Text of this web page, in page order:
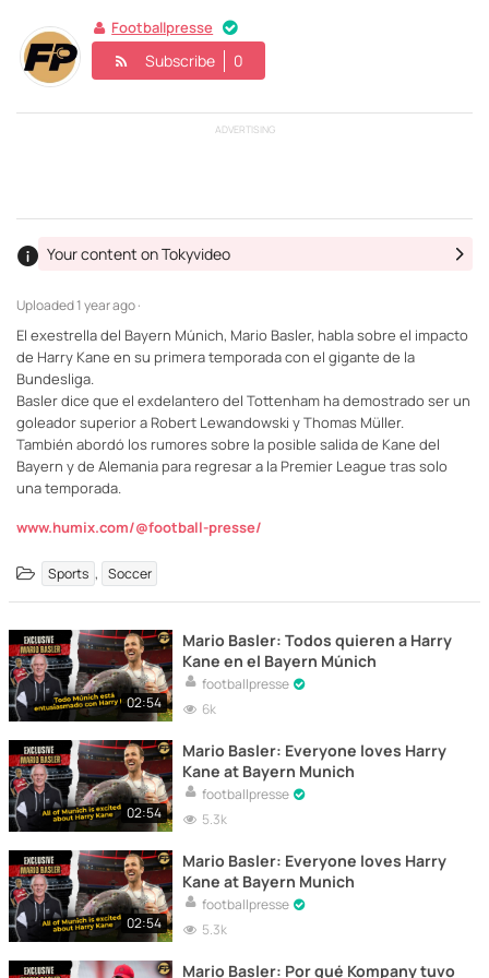
Footballpresse
Subscribe 0
ADVERTISING
Uploaded1 year ago ·
Your content on Tokyvideo
El exestrella del Bayern Múnich, Mario Basler, habla sobre el impacto
de Harry Kane en su primera temporada con el gigante de la
Bundesliga.
Basler dice que el exdelantero del Tottenham ha demostrado ser un
goleador superior a Robert Lewandowski y Thomas Müller.
También abordó los rumores sobre la posible salida de Kane del
Bayern y de Alemania para regresar a la Premier League tras solo
una temporada.
www.humix.com/@football-presse/
Sports , Soccer
02:54
Mario Basler: Todos quieren a Harry
Kane en el Bayern Múnich
footballpresse
6k
02:54
Mario Basler: Everyone loves Harry
Kane at Bayern Munich
footballpresse
5.3k
02:54
Mario Basler: Everyone loves Harry
Kane at Bayern Munich
footballpresse
5.3k
Mario Basler: Por qué Kompany tuvo